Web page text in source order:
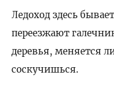
Ледоход здесь
переезжают
деревья, меняется
соскучишься.